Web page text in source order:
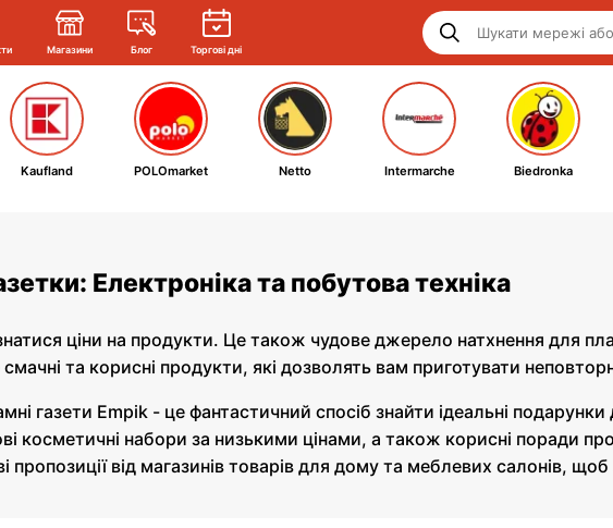
Магазини Блог Торгові дні
Kaufland POLOmarket Netto Intermarche Biedronka
Електроніка та побутова техніка
ціни на продукти. Це також чудове джерело натхнення для
та корисні продукти, які дозволять вам приготувати
газети Empik - це фантастичний спосіб знайти ідеальні
косметичні набори за низькими цінами, а також корисні поради
пропозиції від магазинів товарів для дому та меблевих салонів,